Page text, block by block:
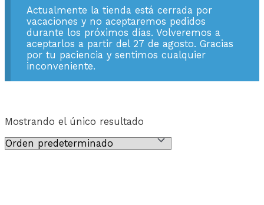
Actualmente la tienda está cerrada por
vacaciones y no aceptaremos pedidos
durante los próximos días. Volveremos a
aceptarlos a partir del 27 de agosto. Gracias
por tu paciencia y sentimos cualquier
inconveniente.
Mostrando el único resultado